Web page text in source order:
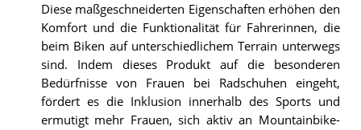
Diese maßgeschneiderten Eigenschaften erhöhen den
Komfort und die Funktionalität für Fahrerinnen, die
beim Biken auf unterschiedlichem Terrain unterwegs
sind. Indem dieses Produkt auf die besonderen
Bedürfnisse von Frauen bei Radschuhen eingeht,
fördert es die Inklusion innerhalb des Sports und
ermutigt mehr Frauen, sich aktiv an Mountainbike-